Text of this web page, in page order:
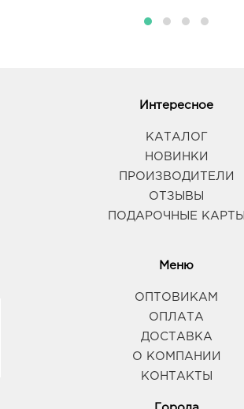
График работы:10:00 - 22:00
Интересное
КАТАЛОГ
НОВИНКИ
ПРОИЗВОДИТЕЛИ
ОТЗЫВЫ
ПОДАРОЧНЫЕ КАРТЫ
Меню
ОПТОВИКАМ
ОПЛАТА
ДОСТАВКА
О КОМПАНИИ
КОНТАКТЫ